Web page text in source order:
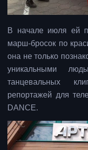
В начале июля ей
марш-бросок по
она не только
уникальными
танцевальных
репортажей для
DANCE.